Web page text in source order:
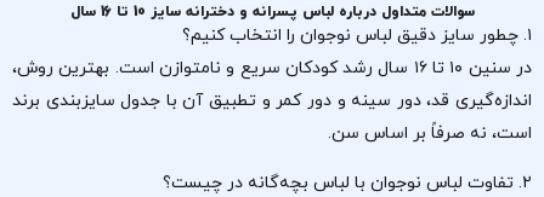
سوالات متداول درباره لباس پسرانه و دخترانه سایز 10 تا 16 سال
۱. چطور سایز دقیق لباس نوجوان را انتخاب کنیم؟
در سنین ۱۰ تا ۱۶ سال رشد کودکان سریع و نامتوازن است. بهترین روش،
اندازه‌گیری قد، دور سینه و دور کمر و تطبیق آن با جدول سایزبندی برند
است، نه صرفاً بر اساس سن.
۲. تفاوت لباس نوجوان با لباس بچه‌گانه در چیست؟